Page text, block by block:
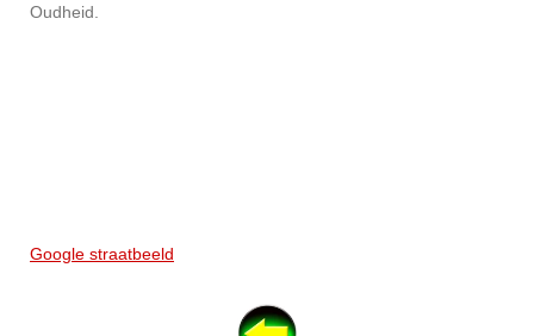
Oudheid.
Google straatbeeld